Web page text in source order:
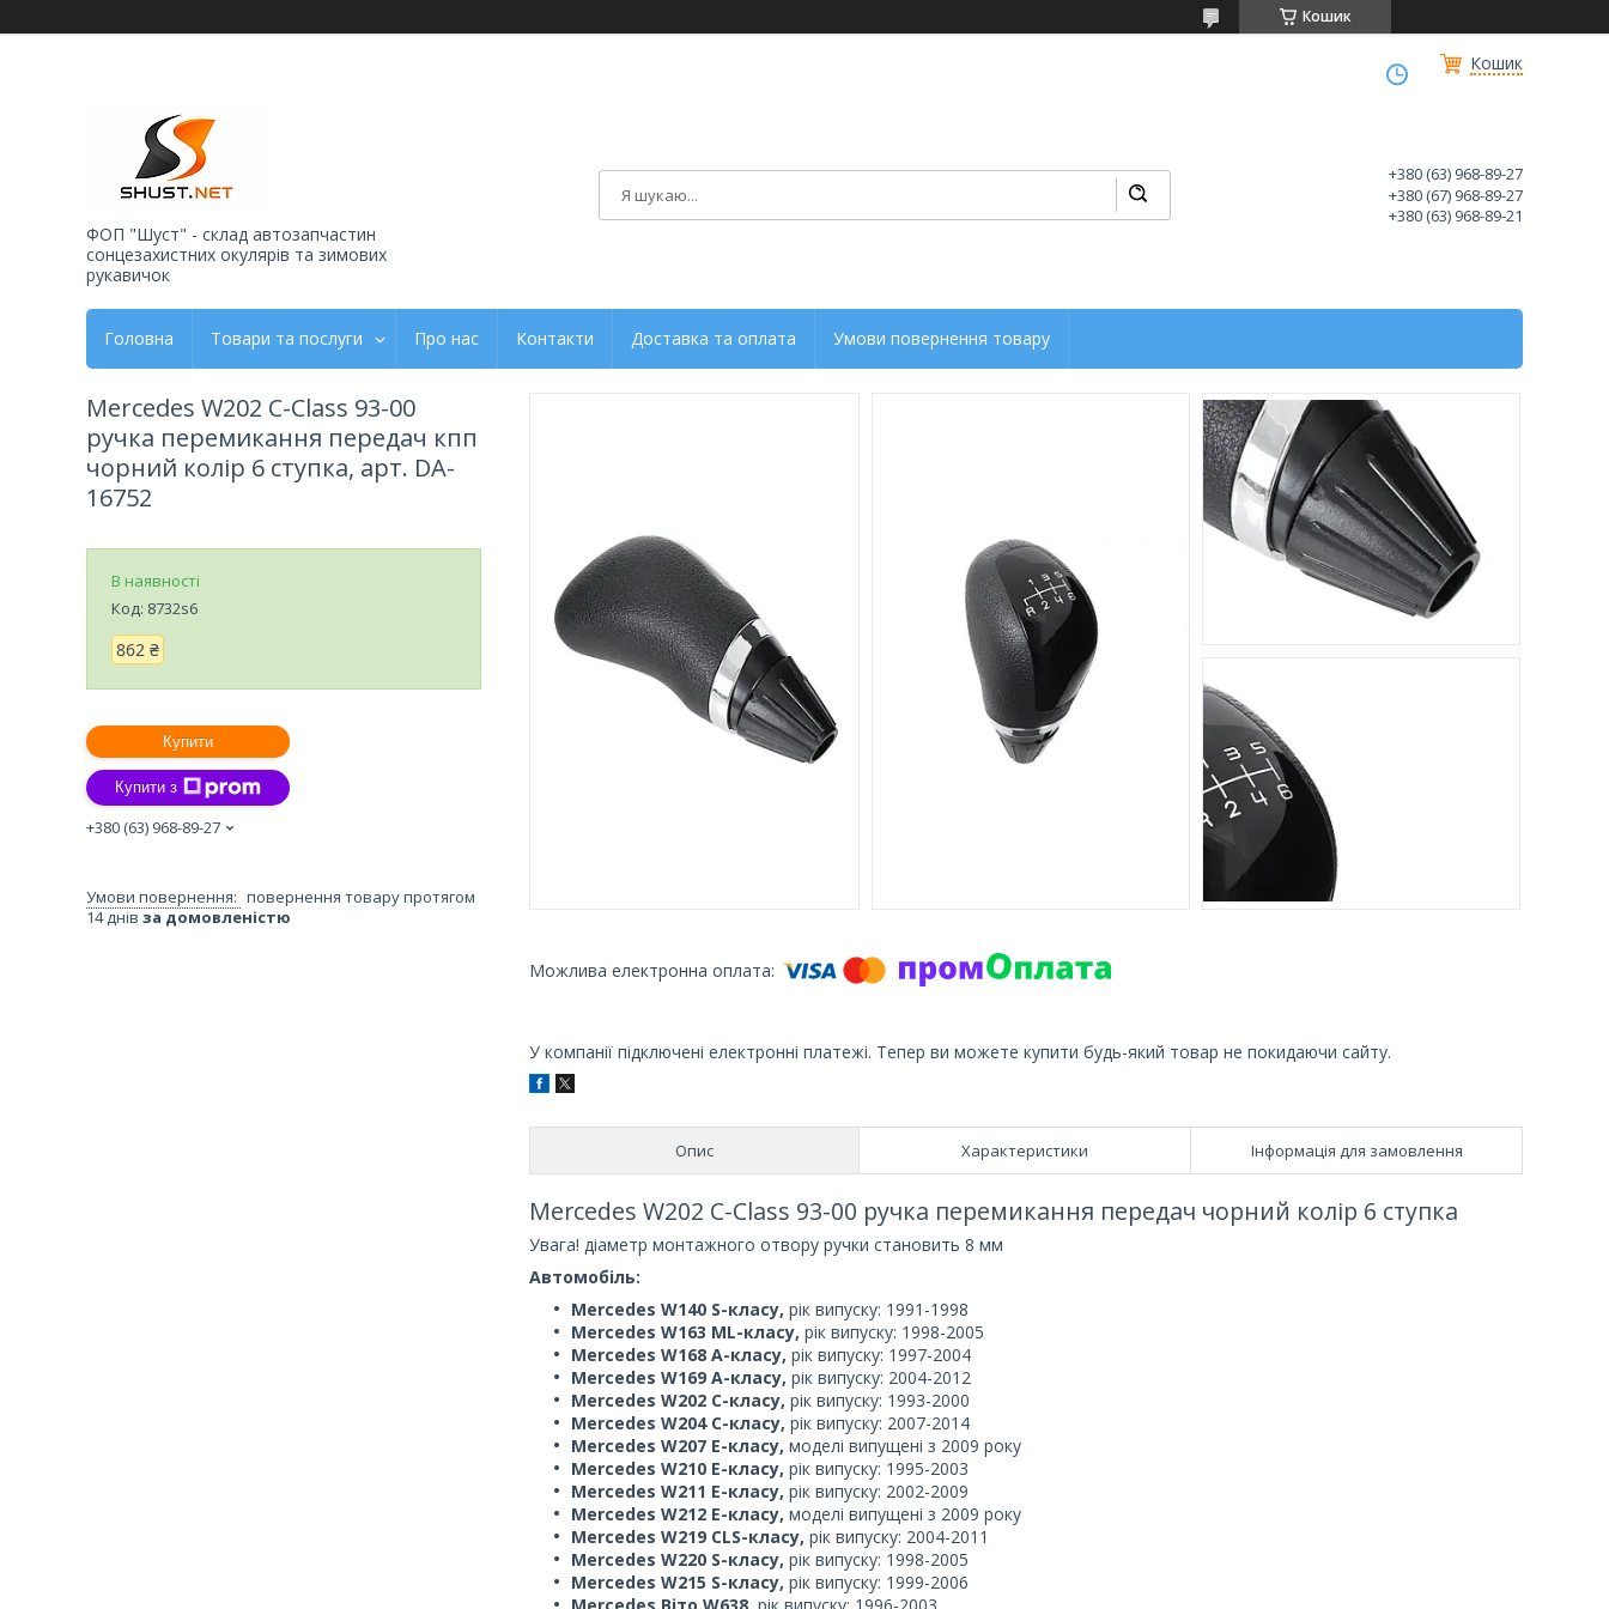
Кошик
Кошик
ФОП "Шуст" - склад автозапчастин
сонцезахистних окулярів та зимових
рукавичок
+380 (63) 968-89-27
+380 (67) 968-89-27
+380 (63) 968-89-21
Головна Товари та послуги Про нас Контакти Доставка та оплата Умови повернення товару
У компанії підключені електронні платежі. Тепер ви можете купити будь-який товар не покидаючи сайту.
Опис Характеристики Інформація для замовлення
Mercedes W202 C-Class 93-00 ручка перемикання передач чорний колір 6 ступка
Увага! діаметр монтажного отвору ручки становить 8 мм
Автомобіль:
Mercedes W140 S-класу, рік випуску: 1991-1998
Mercedes W163 ML-класу, рік випуску: 1998-2005
Mercedes W168 A-класу, рік випуску: 1997-2004
Mercedes W169 A-класу, рік випуску: 2004-2012
Mercedes W202 C-класу, рік випуску: 1993-2000
Mercedes W204 C-класу, рік випуску: 2007-2014
Mercedes W207 E-класу, моделі випущені з 2009 року
Mercedes W210 E-класу, рік випуску: 1995-2003
Mercedes W211 E-класу, рік випуску: 2002-2009
Mercedes W212 E-класу, моделі випущені з 2009 року
Mercedes W219 CLS-класу, рік випуску: 2004-2011
Mercedes W220 S-класу, рік випуску: 1998-2005
Mercedes W215 S-класу, рік випуску: 1999-2006
Mercedes W202 C-Class 93-00
ручка перемикання передач кпп
чорний колір 6 ступка, арт. DA-
16752
В наявності
Код: 8732s6
862 ₴
Купити
Купити з
+380 (63) 968-89-27
повернення товару протягом
14 днів за домовленістю